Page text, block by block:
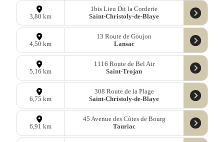
3,80 km
1bis Lieu Dit la Corderie
Saint-Christoly-de-Blaye
4,50 km
13 Route de Goujon
Lansac
5,16 km
1116 Route de Bel Air
Saint-Trojan
6,75 km
308 Route de la Plage
Saint-Christoly-de-Blaye
6,91 km
45 Avenue des Côtes de Bourg
Tauriac